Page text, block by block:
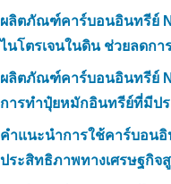
ผลิตภัณฑ์คาร์บอนอินทรีย์
ไนโตรเจนในดิน ช่วยลดก
ผลิตภัณฑ์คาร์บอนอินทรีย์
การทำปุ๋ยหมักอินทรีย์ที่มีป
คำแนะนำการใช้คาร์บอน
ประสิทธิภาพทางเศรษฐกิจ